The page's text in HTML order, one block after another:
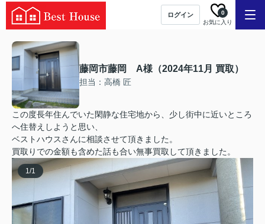
ログイン
お気に入り
0
藤岡市藤岡 A様（2024年11月 買取）
担当：高橋 匠
この度長年住んでいた閑静な住宅地から、少し街中に近いところ
へ住替えしようと思い、
ベストハウスさんに相談させて頂きました。
買取りでの金額も含めた話も合い無事買取して頂きました。
1/1